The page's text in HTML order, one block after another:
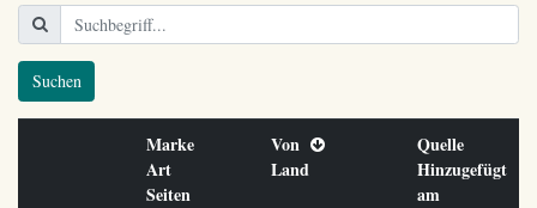
Suchen
Marke
Art
Seiten
Von
Land
Quelle
Hinzugefügt
am